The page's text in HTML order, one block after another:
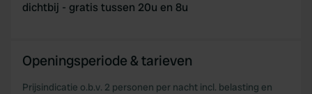
dichtbij - gratis tussen 20u en 8u
Openingsperiode & tarieven
Prijsindicatie o.b.v. 2 personen per nacht incl. belasting en